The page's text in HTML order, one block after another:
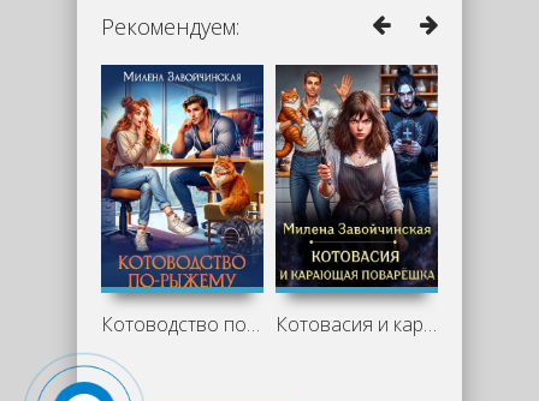
Рекомендуем:
Котоводство по-рыжему - Милена Котовасия и карающая поварешка - Милена